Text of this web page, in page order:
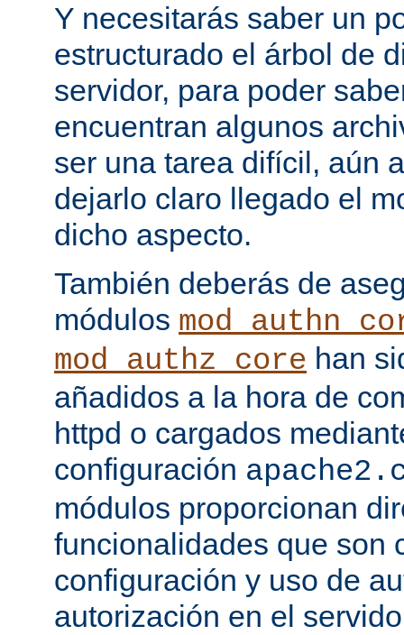
Y necesitarás saber un
estructurado el árbol de
servidor, para poder
encuentran algunos
ser una tarea difícil, aún
dejarlo claro llegado el
dicho aspecto.
También deberás de
módulos
mod_authz_core han
añadidos a la hora de
httpd o cargados
configuración
módulos proporcionan
funcionalidades que son
configuración y uso de
autorización en el